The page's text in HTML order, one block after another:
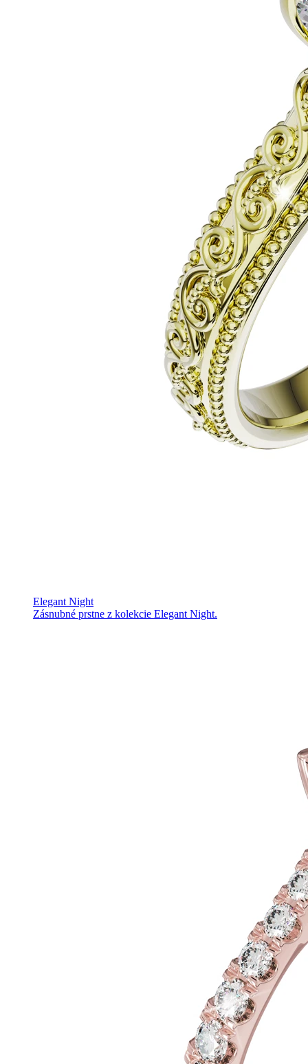
Elegant Night
Zásnubné prstne z kolekcie Elegant Night.